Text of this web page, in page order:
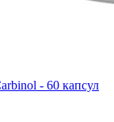
- 60 капсул